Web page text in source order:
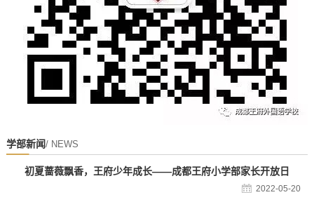
学部新闻/ NEWS
初夏蔷薇飘香，王府少年成长——成都王府小学部家长开放日
2022-05-20